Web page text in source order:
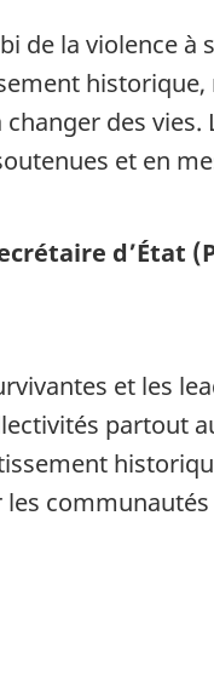
de la violence à
des vies.
et en
d’État
et les
partout